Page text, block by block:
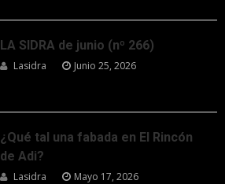
LA SIDRA de junio (nº 266)
Lasidra Junio 25, 2026
¿Qué tal una fabada en El Rincón
de Adi?
Lasidra Mayo 17, 2026